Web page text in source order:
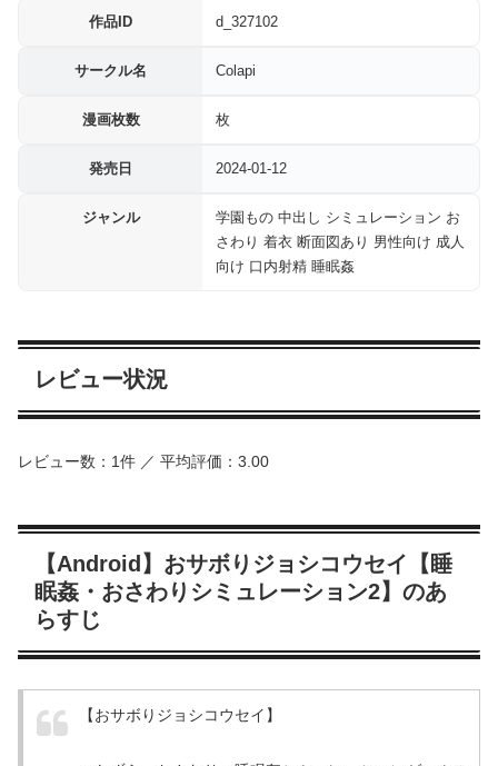
作品ID d_327102
サークル名 Colapi
漫画枚数 枚
発売日 2024-01-12
ジャンル
学園もの 中出し シミュレーション お
さわり 着衣 断面図あり 男性向け 成人
向け 口内射精 睡眠姦
レビュー状況
レビュー数：1件 ／ 平均評価：3.00
【Android】おサボりジョシコウセイ【睡
眠姦・おさわりシミュレーション2】のあ
らすじ
【おサボりジョシコウセイ】